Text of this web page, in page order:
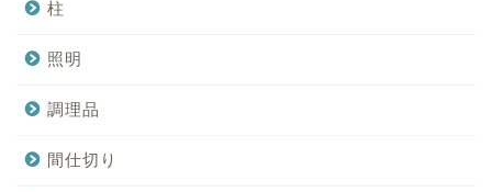
柱
照明
調理品
間仕切り